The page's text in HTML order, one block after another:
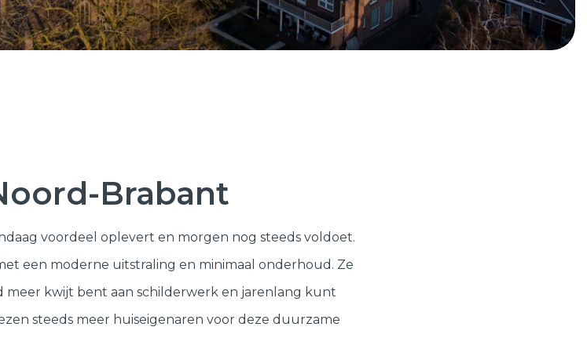
Brabant
voordeel oplevert en morgen nog steeds voldoet.
een moderne uitstraling en minimaal onderhoud. Ze
kwijt bent aan schilderwerk en jarenlang kunt
steeds meer huiseigenaren voor deze duurzame